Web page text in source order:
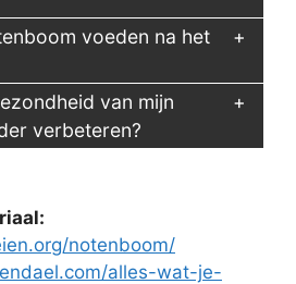
voeden na het
van mijn
verbeteren?
notenboom/
alles-wat-je-